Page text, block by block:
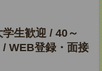
生歓迎 / 40～
WEB登録・面接